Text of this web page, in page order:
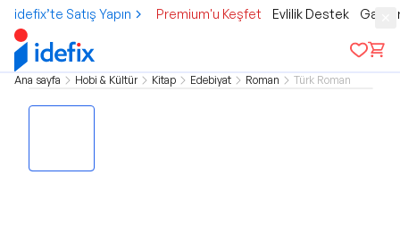
idefix’te Satış Yapın Premium'u Keşfet Evlilik Destek
Ana sayfa Hobi & Kültür Kitap Edebiyat Roman Türk Roman